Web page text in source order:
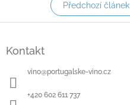
Předchozí článek
Kontakt
vino@portugalske-vino.cz
+420 602 611 737